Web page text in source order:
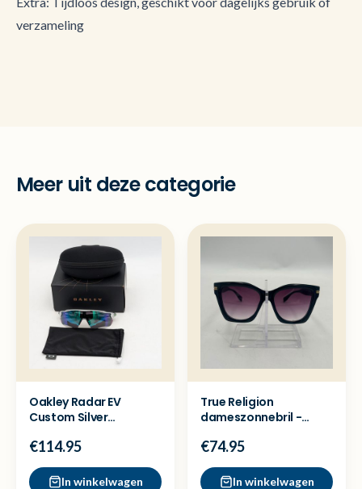
verzameling
Meer uit deze categorie
Oakley Radar EV
Custom Silver
€114.95
In winkelwagen
True Religion
dameszonnebril -
€74.95
In winkelwagen